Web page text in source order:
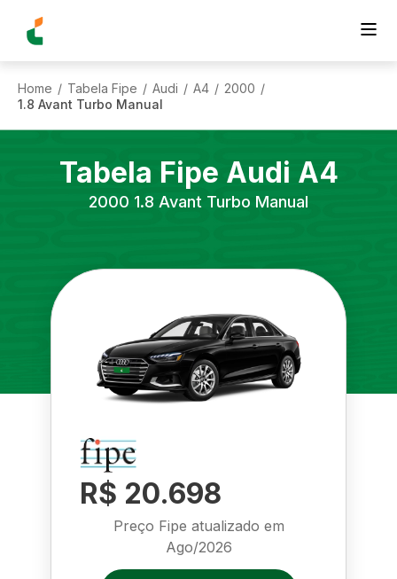
Home / Tabela Fipe / Audi / A4 / 2000 /
1.8 Avant Turbo Manual
Tabela Fipe Audi A4
2000 1.8 Avant Turbo Manual
R$ 20.698
Preço Fipe atualizado em
Ago/2026